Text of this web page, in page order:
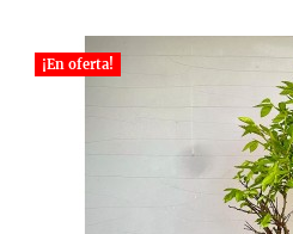
¡En oferta!